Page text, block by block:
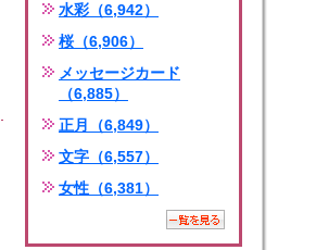
水彩（6,942）
桜（6,906）
メッセージカード
（6,885）
正月（6,849）
文字（6,557）
女性（6,381）